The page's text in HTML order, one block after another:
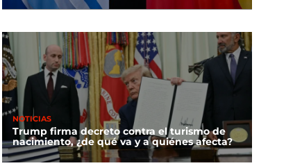
NOTICIAS
Trump firma decreto contra el turismo de
nacimiento, ¿de qué va y a quiénes afecta?